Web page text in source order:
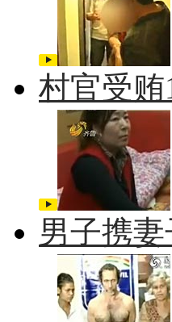
村官受贿
男子携